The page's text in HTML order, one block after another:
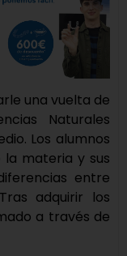
una vuelta de
Naturales
Los alumnos
la materia y sus
entre
adquirir los
a través de